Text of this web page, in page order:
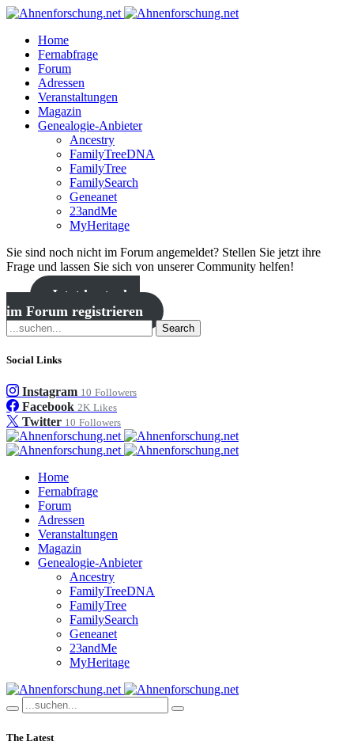
Home
Fernabfrage
Forum
Adressen
Veranstaltungen
Magazin
Genealogie-Anbieter
Ancestry
FamilyTreeDNA
FamilyTree
FamilySearch
Geneanet
23andMe
MyHeritage
Sie sind noch nicht im Forum angemeldet? Stellen Sie jetzt ihre
Frage und lassen Sie sich von unserer Community helfen!
Jetzt kostenlos
im Forum registrieren
Search
Social Links
Instagram 10 Followers
Facebook 2K Likes
Twitter 10 Followers
Home
Fernabfrage
Forum
Adressen
Veranstaltungen
Magazin
Genealogie-Anbieter
Ancestry
FamilyTreeDNA
FamilyTree
FamilySearch
Geneanet
23andMe
MyHeritage
The Latest